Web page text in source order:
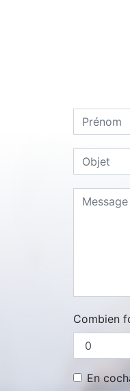
Combien
En